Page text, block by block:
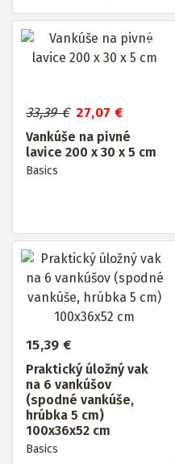
Až do
19%
33,39 € 27,07 €
Vankúše na pivné
lavice 200 x 30 x 5 cm
Basics
15,39 €
Praktický úložný vak
na 6 vankúšov
(spodné vankúše,
hrúbka 5 cm)
100x36x52 cm
Basics